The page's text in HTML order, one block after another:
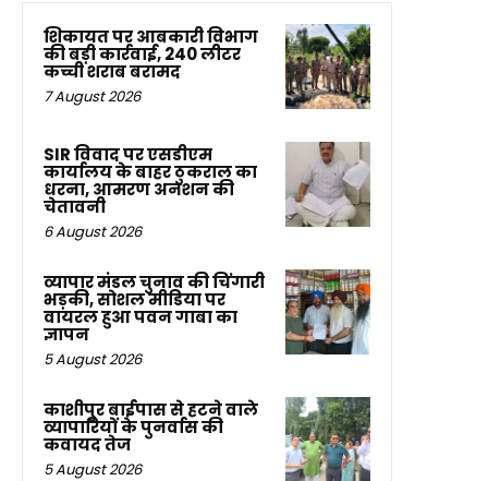
शिकायत पर आबकारी विभाग
की बड़ी कार्रवाई, 240 लीटर
कच्ची शराब बरामद
7 August 2026
SIR विवाद पर एसडीएम
कार्यालय के बाहर ठुकराल का
धरना, आमरण अनशन की
चेतावनी
6 August 2026
व्यापार मंडल चुनाव की चिंगारी
भड़की, सोशल मीडिया पर
वायरल हुआ पवन गाबा का
ज्ञापन
5 August 2026
काशीपुर बाईपास से हटने वाले
व्यापारियों के पुनर्वास की
कवायद तेज
5 August 2026